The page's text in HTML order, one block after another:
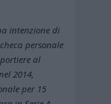
intenzione di
personale
al
2014,
per 15